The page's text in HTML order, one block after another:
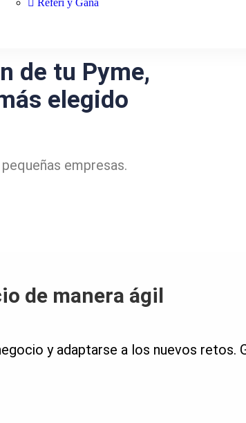
Referí y Ganá
de tu Pyme,
elegido
empresas.
de manera ágil
y adaptarse a los nuevos